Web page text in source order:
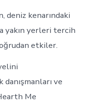
deniz kenarındaki
yakın yerleri tercih
etkiler.
ve
Me